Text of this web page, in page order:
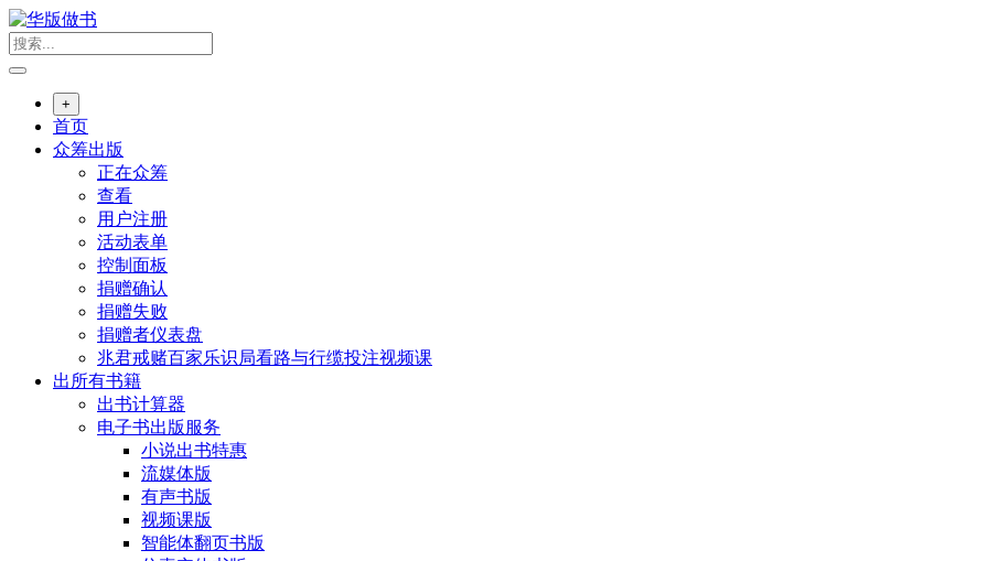
跳
转
到
+
首页
众筹出版
正在众筹
查看
用户注册
活动表单
控制面板
捐赠确认
捐赠失败
捐赠者仪表盘
兆君戒赌百家乐识局看路与行缆投注视频课
出所有书籍
出书计算器
电子书出版服务
小说出书特惠
流媒体版
有声书版
视频课版
智能体翻页书版